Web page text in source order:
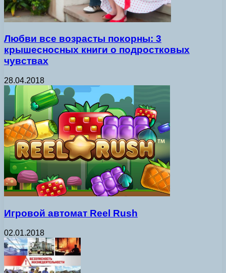
Любви все возрасты покорны: 3
крышесносных книги о подростковых
чувствах
28.04.2018
Игровой автомат Reel Rush
02.01.2018